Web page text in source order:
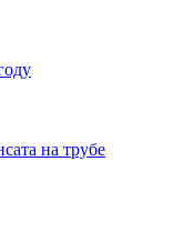
на трубе